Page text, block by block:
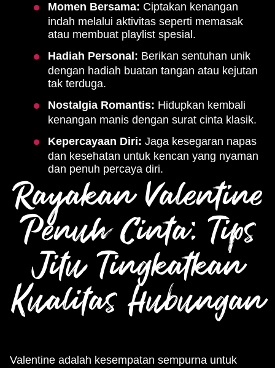
Momen Bersama: Ciptakan kenangan
indah melalui aktivitas seperti memasak
atau membuat playlist spesial.
Hadiah Personal: Berikan sentuhan unik
dengan hadiah buatan tangan atau kejutan
tak terduga.
Nostalgia Romantis: Hidupkan kembali
kenangan manis dengan surat cinta klasik.
Kepercayaan Diri: Jaga kesegaran napas
dan kesehatan untuk kencan yang nyaman
dan penuh percaya diri.
Rayakan Valentine
Penuh Cinta: Tips
Jitu Tingkatkan
Kualitas Hubungan
Valentine adalah kesempatan sempurna untuk